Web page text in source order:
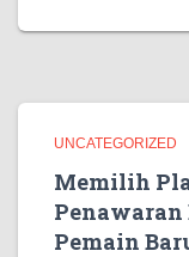
UNCATEGORIZED
Memilih
Penawaran
Pemain